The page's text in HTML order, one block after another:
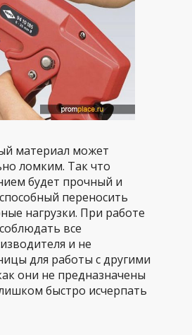
материал может
ломким. Так что
будет прочный и
переносить
нагрузки. При работе
все
и не
для работы с другими
они не предназначены
быстро исчерпать